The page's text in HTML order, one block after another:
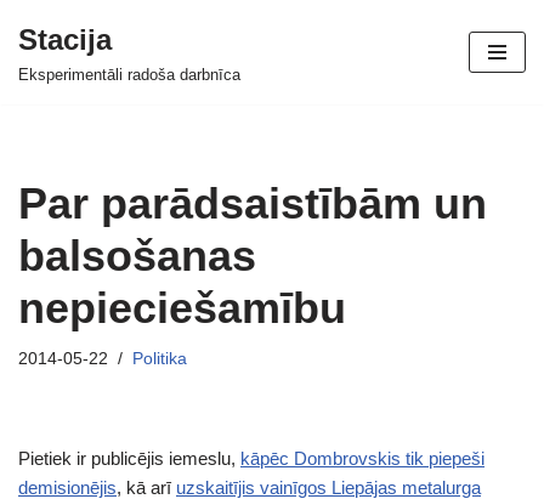
Skip
Stacija
Eksperimentāli radoša darbnīca
Par parādsaistībām un
balsošanas
nepieciešamību
2014-05-22 Politika
Pietiek ir publicējis iemeslu, kāpēc Dombrovskis tik piepeši
demisionējis, kā arī uzskaitījis vainīgos Liepājas metalurga